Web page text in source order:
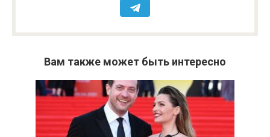
Вам также может быть интересно